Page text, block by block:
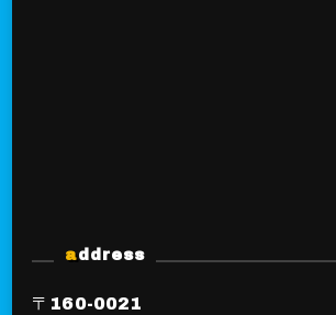
address
〒160-0021